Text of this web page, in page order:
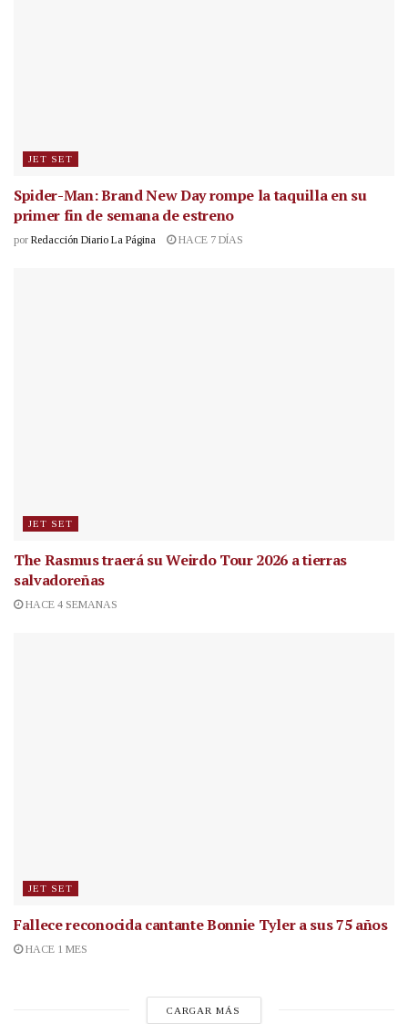
JET SET
Spider-Man: Brand New Day rompe la taquilla en su
primer fin de semana de estreno
por Redacción Diario La Página HACE 7 DÍAS
JET SET
The Rasmus traerá su Weirdo Tour 2026 a tierras
salvadoreñas
HACE 4 SEMANAS
JET SET
Fallece reconocida cantanteBonnie Tyler a sus 75 años
HACE 1 MES
CARGAR MÁS